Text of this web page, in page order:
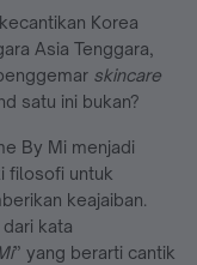
Korea
Asia Tenggara,
skincare
satu ini bukan?
By Mi menjadi
filosofi untuk
keajaiban.
kata
” yang berarti cantik